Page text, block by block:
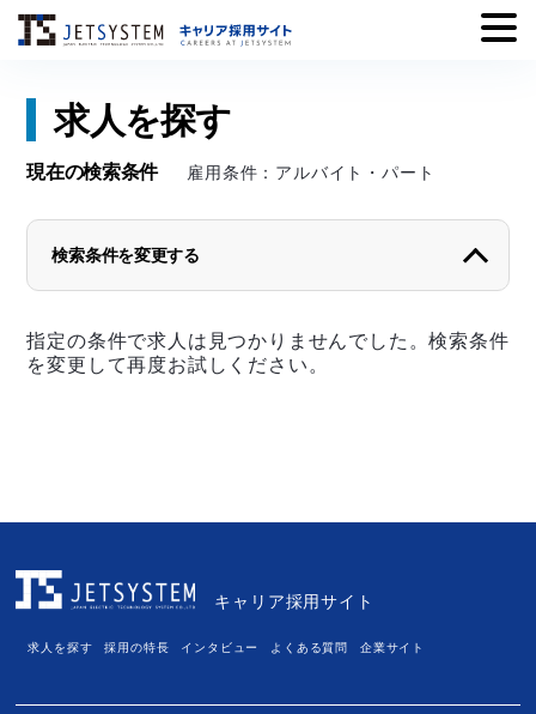
content
求人を探す
現在の検索条件 雇用条件：アルバイト・パート
検索条件を変更する
北海道 青森県
山梨県
兵庫県 奈良県 和歌山県
指定の条件で求人は見つかりませんでした。検索条件
を変更して再度お試しください。
キャリア採用サイト
求人を探す 採用の特長 インタビュー よくある質問 企業サイト